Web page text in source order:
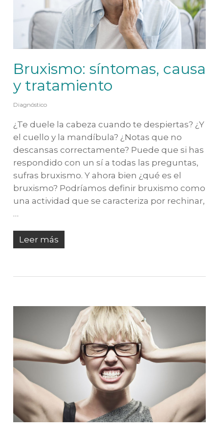
Bruxismo: síntomas, causa
y tratamiento
Diagnóstico
¿Te duele la cabeza cuando te despiertas? ¿Y
el cuello y la mandíbula? ¿Notas que no
descansas correctamente? Puede que si has
respondido con un sí a todas las preguntas,
sufras bruxismo. Y ahora bien ¿qué es el
bruxismo? Podríamos definir bruxismo como
una actividad que se caracteriza por rechinar,
…
Leer más